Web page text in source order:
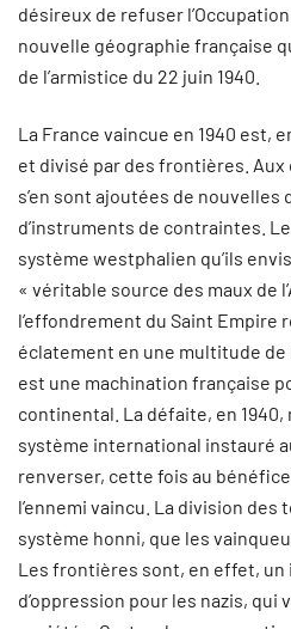
désireux de refuser
nouvelle géographie française
de l’armistice du 22 juin 1940.
La France vaincue en 1940 est,
et divisé par des frontières.
s’en sont ajoutées de nouvelles
d’instruments de contraintes.
système westphalien qu’ils
« véritable source des maux de
l’effondrement du Saint Empire
éclatement en une multitude
est une machination française
continental. La défaite, en 1940,
système international instauré
renverser, cette fois au
l’ennemi vaincu. La division des
système honni, que les
Les frontières sont, en effet,
d’oppression pour les nazis, qui